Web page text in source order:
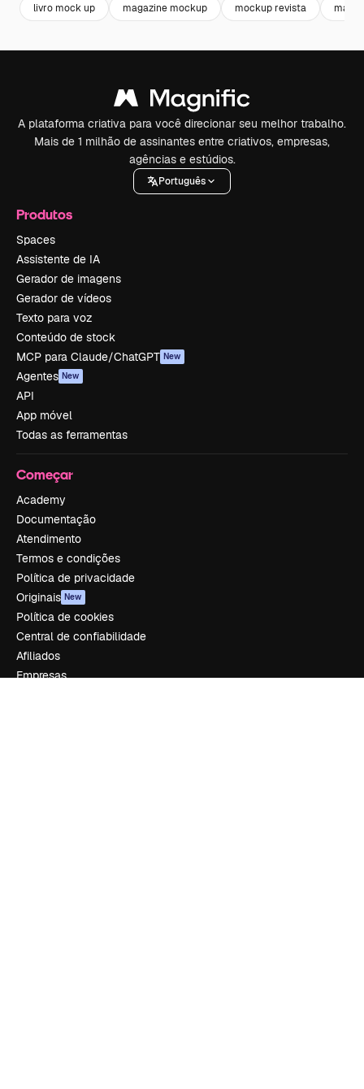
livro mock up magazine mockup mockup revista
A plataforma criativa para você direcionar seu melhor trabalho.
Mais de 1 milhão de assinantes entre criativos, empresas,
agências e estúdios.
Português
Produtos
Spaces
Assistente de IA
Gerador de imagens
Gerador de vídeos
Texto para voz
Conteúdo de stock
MCP para Claude/ChatGPT New
Agentes New
API
App móvel
Todas as ferramentas
Começar
Academy
Documentação
Atendimento
Termos e condições
Política de privacidade
Originais New
Política de cookies
Central de confiabilidade
Afiliados
Empresas